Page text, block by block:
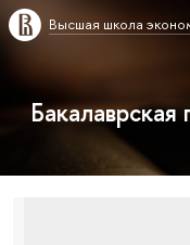
Высшая школа